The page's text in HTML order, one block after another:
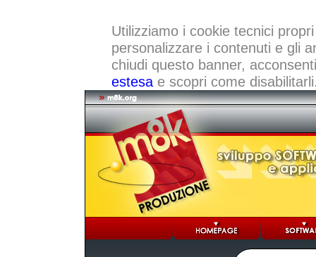
Utilizziamo i cookie tecnici
personalizzare i contenuti e gli
chiudi questo banner,
estesae scopri come